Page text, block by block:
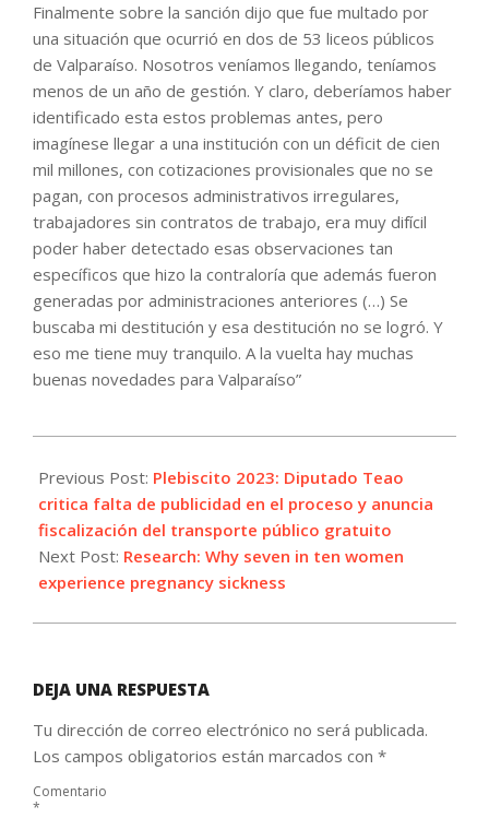
Finalmente sobre la sanción dijo que fue multado por
una situación que ocurrió en dos de 53 liceos públicos
de Valparaíso. Nosotros veníamos llegando, teníamos
menos de un año de gestión. Y claro, deberíamos haber
identificado esta estos problemas antes, pero
imagínese llegar a una institución con un déficit de cien
mil millones, con cotizaciones provisionales que no se
pagan, con procesos administrativos irregulares,
trabajadores sin contratos de trabajo, era muy difícil
poder haber detectado esas observaciones tan
específicos que hizo la contraloría que además fueron
generadas por administraciones anteriores (…) Se
buscaba mi destitución y esa destitución no se logró. Y
eso me tiene muy tranquilo. A la vuelta hay muchas
buenas novedades para Valparaíso”
12-
17
Previous Post: Plebiscito 2023: Diputado Teao
critica falta de publicidad en el proceso y anuncia
fiscalización del transporte público gratuito
Next Post: Research: Why seven in ten women
experience pregnancy sickness
DEJA UNA RESPUESTA
Tu dirección de correo electrónico no será publicada.
Los campos obligatorios están marcados con *
Comentario
*